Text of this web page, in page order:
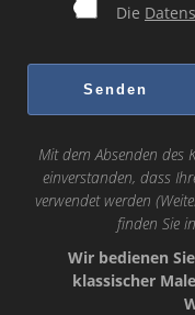
Die
Mit dem Absenden des
einverstanden, dass
verwendet werden
finden Sie
Wir bedienen
klassischer